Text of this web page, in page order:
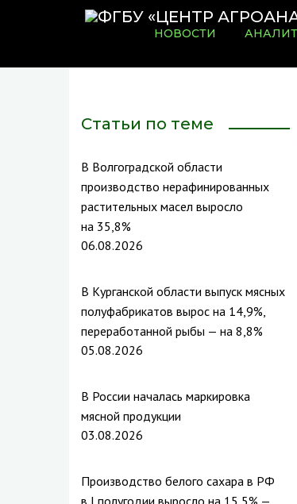
НОВОСТИ
Статьи по теме
В Волгоградской области
производство нерафинированных
растительных масел выросло
на 35,8%
06.08.2026
В Курганской области выпуск мясных
полуфабрикатов вырос на 14,9%,
переработанной рыбы — на 8,8%
05.08.2026
В России началась маркировка
мясной продукции
03.08.2026
Производство белого сахара в РФ
в I полугодии выросло на 15,5% —